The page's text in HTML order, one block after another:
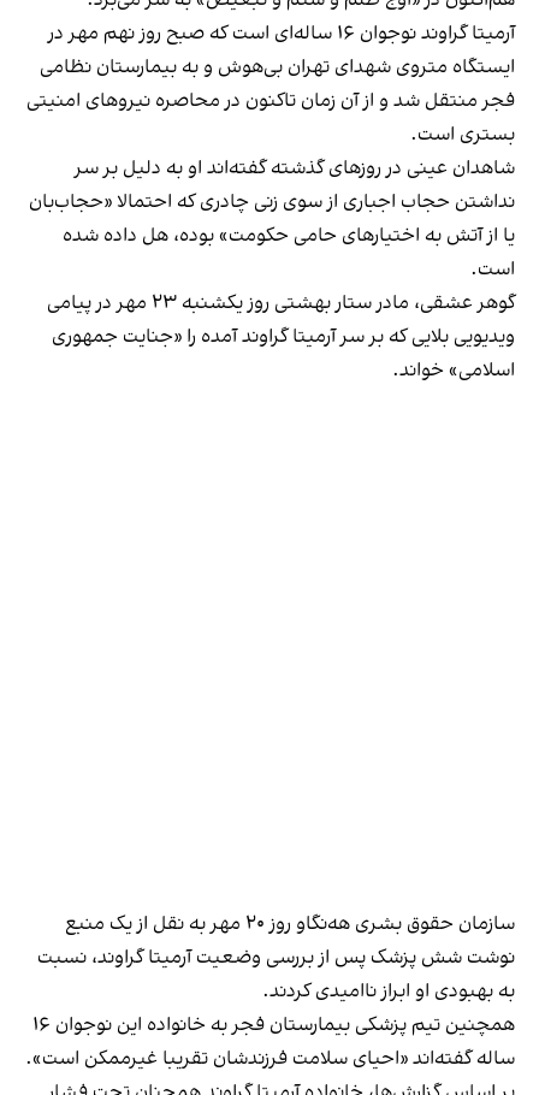
آرمیتا گراوند نوجوان ۱۶ ساله‌ای است که صبح روز نهم مهر در
ایستگاه متروی شهدای تهران بی‌هوش و به بیمارستان نظامی
فجر منتقل شد و از آن زمان تاکنون در محاصره نیروهای امنیتی
بستری است.
شاهدان عینی در روزهای گذشته گفته‌اند او به دلیل بر سر
نداشتن حجاب اجباری از سوی زنی چادری که احتمالا «حجاب‌بان
یا از آتش‌ به اختیارهای حامی حکومت» بوده، هل داده شده
است.
گوهر عشقی، مادر ستار بهشتی روز یکشنبه ۲۳ مهر در پیامی
ویدیویی بلایی که بر سر آرمیتا گراوند آمده را «جنایت جمهوری
اسلامی» خواند.
سازمان حقوق بشری هه‌نگاو روز ۲۰ مهر به نقل از یک منبع
نوشت شش پزشک پس از بررسی وضعیت آرمیتا گراوند، نسبت
به بهبودی او ابراز ناامیدی کردند.
همچنین تیم پزشکی بیمارستان فجر به خانواده این نوجوان ۱۶
ساله گفته‌اند «احیای سلامت فرزندشان تقریبا غیرممکن است».